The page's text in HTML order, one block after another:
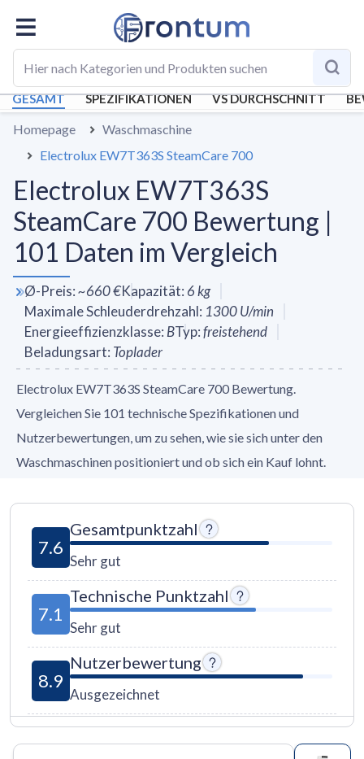
GESAMT SPEZIFIKATIONEN VS DURCHSCHNITT
Homepage
Waschmaschine
Electrolux EW7T363S SteamCare 700
Electrolux EW7T363S
SteamCare 700 Bewertung |
101 Daten im Vergleich
Ø-Preis:~660 €Kapazität: 6kg
Maximale Schleuderdrehzahl: 1300U/min
Energieeffizienzklasse: BTyp:freistehend
Beladungsart: Toplader
Electrolux EW7T363S SteamCare 700 Bewertung.
Vergleichen Sie 101 technische Spezifikationen und
Nutzerbewertungen, um zu sehen, wie sie sich unter den
Waschmaschinen positioniert und ob sich ein Kauf lohnt.
7.6
Gesamtpunktzahl
Sehr gut
7.1
Technische Punktzahl
Sehr gut
8.9
Nutzerbewertung
Ausgezeichnet